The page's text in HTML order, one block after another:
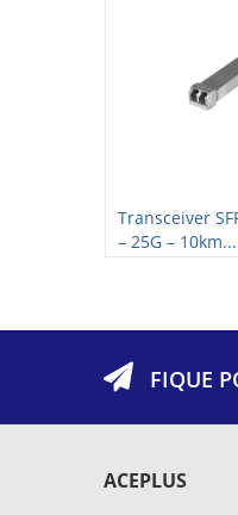
Transceiver
– 25G – 10km...
FIQUE
ACEPLUS